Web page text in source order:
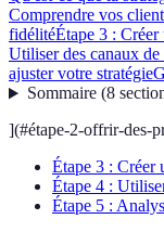
Comprendre vos
fidélitéÉtape 3 :
Utiliser des canaux
ajuster votre stratégie
Sommaire(8
](#étape-2-offrir-des-
Étape 3 : Créer
Étape 4 :
Étape 5 :